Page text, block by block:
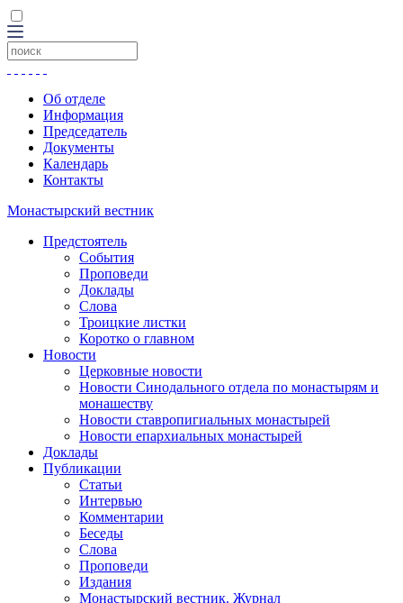
Об отделе
Информация
Председатель
Документы
Календарь
Контакты
Монастырский вестник
Предстоятель
События
Проповеди
Доклады
Слова
Троицкие листки
Коротко о главном
Новости
Церковные новости
Новости Синодального отдела по монастырям и
монашеству
Новости ставропигиальных монастырей
Новости епархиальных монастырей
Доклады
Публикации
Статьи
Интервью
Комментарии
Беседы
Слова
Проповеди
Издания
Монастырский вестник. Журнал